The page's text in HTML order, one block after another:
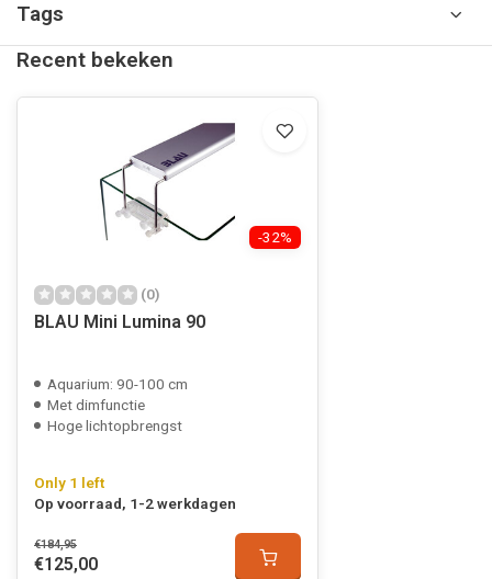
Tags
Recent bekeken
-32%
(0)
BLAU Mini Lumina 90
Aquarium: 90-100 cm
Met dimfunctie
Hoge lichtopbrengst
Only 1 left
Op voorraad, 1-2 werkdagen
€184,95
€125,00